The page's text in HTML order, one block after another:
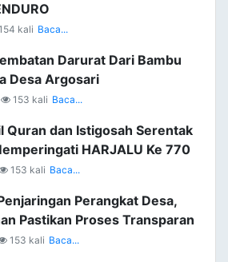
kali Baca...
Darurat Dari Bambu
Desa Argosari
153 kali Baca...
Quran dan Istigosah Serentak
HARJALU Ke 770
153 kali Baca...
Perangkat Desa,
Pastikan Proses Transparan
153 kali Baca...